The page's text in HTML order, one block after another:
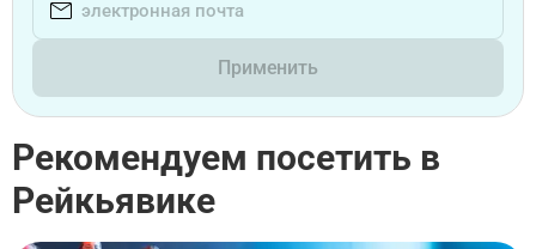
Применить
Рекомендуем посетить в
Рейкьявике